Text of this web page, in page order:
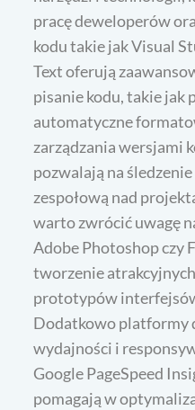
pracę deweloperów
kodu takie jak Visual
Text oferują
pisanie kodu, takie jak
automatyczne
zarządzania wersjami
pozwalają na
zespołową nad
warto zwrócić uwagę
Adobe Photoshop czy
tworzenie
prototypów
Dodatkowo platformy
wydajności i
Google PageSpeed
pomagają w